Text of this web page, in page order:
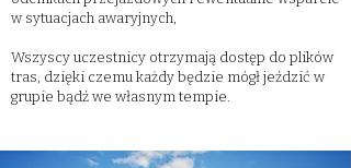
w sytuacjach awaryjnych,
Wszyscy uczestnicy otrzymają dostęp do plików
tras, dzięki czemu każdy będzie mógł jeździć w
grupie bądź we własnym tempie.